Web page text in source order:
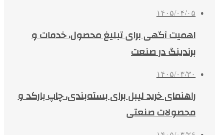
۱۴۰۵/۰۴/۰۵
اهمیت آگهی برای تبلیغ محصول، خدمات و
برندینگ در صنعت
۱۴۰۵/۰۳/۳۰
راهنمای خرید لیبل برای بسته‌بندی، چاپ بارکد و
محصولات صنعتی